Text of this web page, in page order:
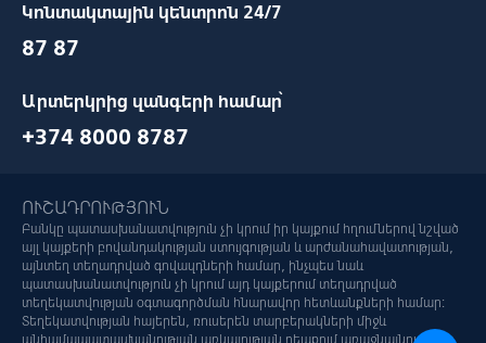
Կոնտակտային կենտրոն 24/7
87 87
Արտերկրից զանգերի համար՝
+374 8000 8787
ՈՒՇԱԴՐՈՒԹՅՈՒՆ
Բանկը պատասխանատվություն չի կրում իր կայքում հղումներով նշված
այլ կայքերի բովանդակության ստույգության և արժանահավատության,
այնտեղ տեղադրված գովազդների համար, ինչպես նաև
պատասխանատվություն չի կրում այդ կայքերում տեղադրված
տեղեկատվության օգտագործման հնարավոր հետևանքների համար:
Տեղեկատվության հայերեն, ռուսերեն տարբերակների միջև
անհամապատասխանության առկայության դեպքում առաջնայնությունը